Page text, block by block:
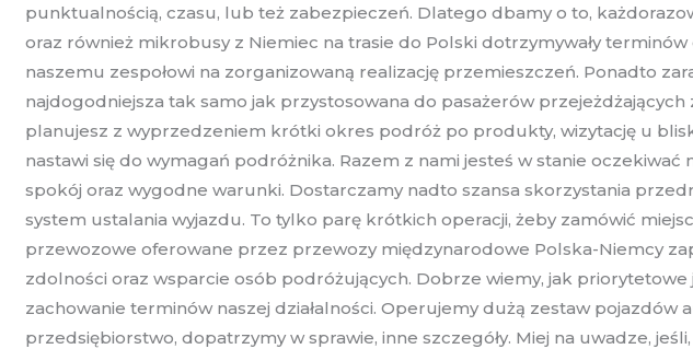
punktualnością, czasu, lub też zabezpieczeń. Dlatego dbamy o to,
oraz również mikrobusy z Niemiec na trasie do Polski dotrzymywały
naszemu zespołowi na zorganizowaną realizację przemieszczeń. Ponadto
najdogodniejsza tak samo jak przystosowana do pasażerów
planujesz z wyprzedzeniem krótki okres podróż po produkty, wizytację u
nastawi się do wymagań podróżnika. Razem z nami jesteś w stanie
spokój oraz wygodne warunki. Dostarczamy nadto szansa skorzystania
system ustalania wyjazdu. To tylko parę krótkich operacji, żeby zamówić
przewozowe oferowane przez przewozy międzynarodowe Polska-Niemcy
zdolności oraz wsparcie osób podróżujących. Dobrze wiemy, jak
zachowanie terminów naszej działalności. Operujemy dużą zestaw
przedsiębiorstwo, dopatrzymy w sprawie, inne szczegóły. Miej na uwadze,